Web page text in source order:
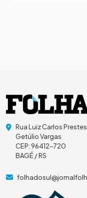
Rua Luiz Carlos Prestes
Getúlio Vargas
CEP: 96412-720
BAGÉ / RS